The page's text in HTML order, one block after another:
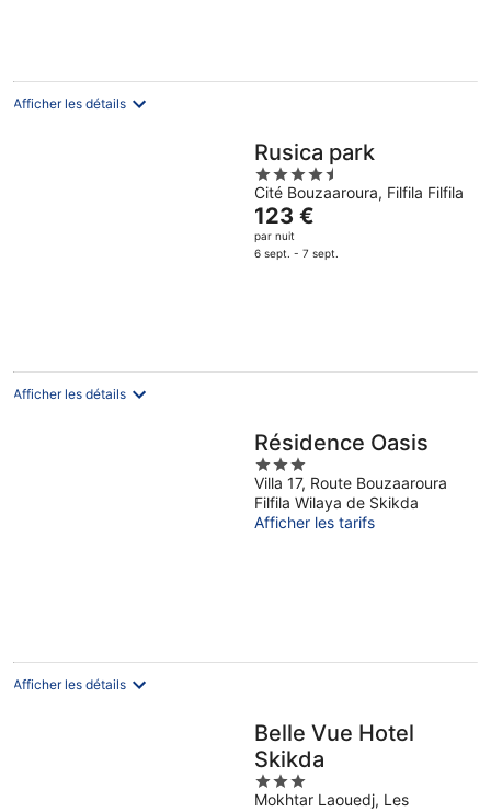
Afficher les détails
Rusica park
4.5
out
of
5
Cité Bouzaaroura, Filfila Filfila
Le
prix
est
123 €
par nuit
6 sept. - 7 sept.
Afficher les détails
Résidence Oasis
3
out
of
5
Villa 17, Route Bouzaaroura
Filfila Wilaya de Skikda
Afficher les tarifs
Afficher les détails
Belle Vue Hotel
Skikda
3
out
Mokhtar Laouedj, Les